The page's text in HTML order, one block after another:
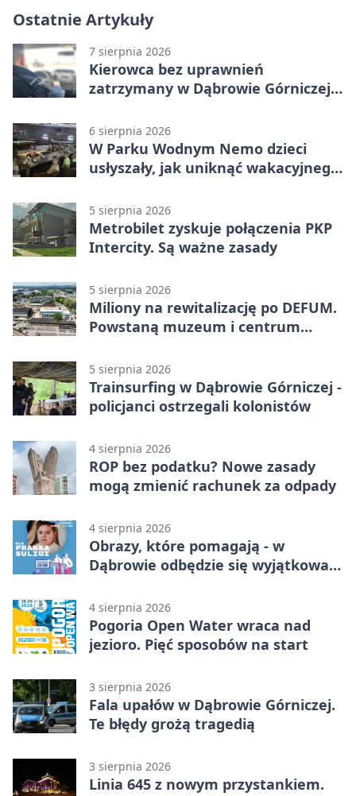
Ostatnie Artykuły
7 sierpnia 2026
Kierowca bez uprawnień
zatrzymany w Dąbrowie Górniczej.
6 sierpnia 2026
W Parku Wodnym Nemo dzieci
usłyszały, jak uniknąć wakacyjnego
5 sierpnia 2026
Metrobilet zyskuje połączenia PKP
Intercity. Są ważne zasady
5 sierpnia 2026
Miliony na rewitalizację po DEFUM.
Powstaną muzeum i centrum
5 sierpnia 2026
Trainsurfing w Dąbrowie Górniczej -
policjanci ostrzegali kolonistów
4 sierpnia 2026
ROP bez podatku? Nowe zasady
mogą zmienić rachunek za odpady
4 sierpnia 2026
Obrazy, które pomagają - w
Dąbrowie odbędzie się wyjątkowa
4 sierpnia 2026
Pogoria Open Water wraca nad
jezioro. Pięć sposobów na start
3 sierpnia 2026
Fala upałów w Dąbrowie Górniczej.
Te błędy grożą tragedią
3 sierpnia 2026
Linia 645 z nowym przystankiem.